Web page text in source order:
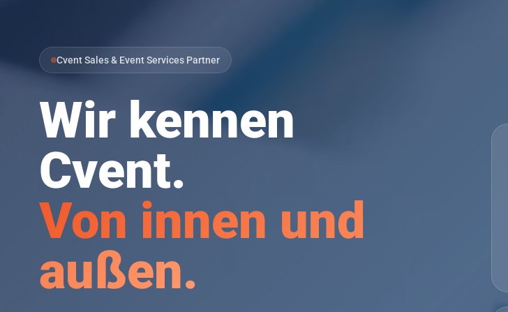
Cvent Sales & Event Services Partner
Wir kennen
Cvent.
Von innen und
außen.
Cvent-Leistungsübersicht